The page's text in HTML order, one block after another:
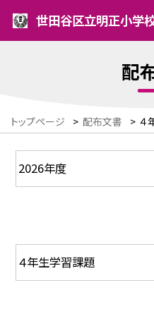
世田谷区立明正小学
配
トップページ > 配布文書 > ４